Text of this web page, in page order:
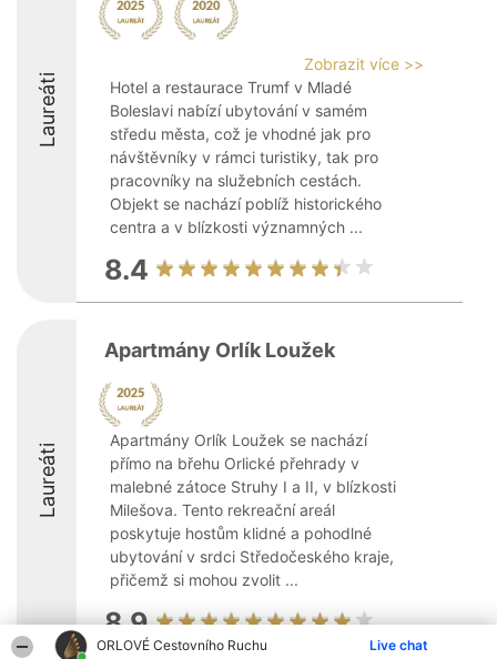
ORLOVÉ Cestovního Ruchu Live chat
Laureáti
Zobrazit více >>
Hotel a restaurace Trumf v Mladé
Boleslavi nabízí ubytování v samém
středu města, což je vhodné jak pro
návštěvníky v rámci turistiky, tak pro
pracovníky na služebních cestách.
Objekt se nachází poblíž historického
centra a v blízkosti významných ...
8.4
Laureáti
Apartmány Orlík Loužek
Apartmány Orlík Loužek se nachází
přímo na břehu Orlické přehrady v
malebné zátoce Struhy I a II, v blízkosti
Milešova. Tento rekreační areál
poskytuje hostům klidné a pohodlné
ubytování v srdci Středočeského kraje,
přičemž si mohou zvolit ...
8.9